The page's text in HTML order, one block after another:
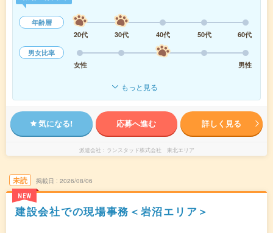
年齢層
20代
30代 40代 50代
60代
男女比率
女性
男性
もっと見る
気になる! 応募へ進む 詳しく見る
派遣会社 ランスタッド株式会社 東北エリア
未読
NEW
掲載日 2026/08/06
建設会社での現場事務＜岩沼エリア＞